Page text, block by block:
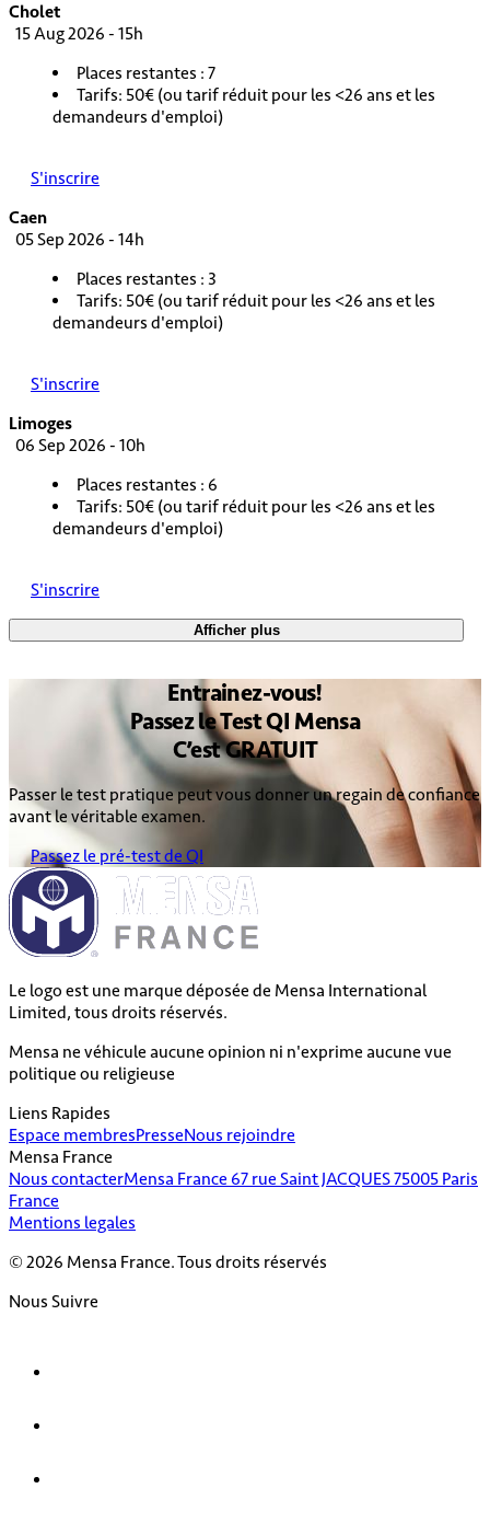
Cholet
15 Aug 2026 - 15h
Places restantes : 7
Tarifs: 50€ (ou tarif réduit pour les <26 ans et les
demandeurs d'emploi)
S'inscrire
Caen
05 Sep 2026 - 14h
Places restantes : 3
Tarifs: 50€ (ou tarif réduit pour les <26 ans et les
demandeurs d'emploi)
S'inscrire
Limoges
06 Sep 2026 - 10h
Places restantes : 6
Tarifs: 50€ (ou tarif réduit pour les <26 ans et les
demandeurs d'emploi)
S'inscrire
Afficher plus
Entrainez-vous!
Passez leTest QI Mensa
C’estGRATUIT
Passer le test pratique peut vous donner un regain de confiance
avant le véritable examen.
Passez le pré-test de QI
Le logo est une marque déposée de Mensa International
Limited, tous droits réservés.
Mensa ne véhicule aucune opinion ni n'exprime aucune vue
politique ou religieuse
Liens Rapides
Espace membresPresseNous rejoindre
Mensa France
Nous contacterMensa France 67 rue Saint JACQUES 75005 Paris
France
Mentions legales
© 2026 Mensa France. Tous droits réservés
Nous Suivre